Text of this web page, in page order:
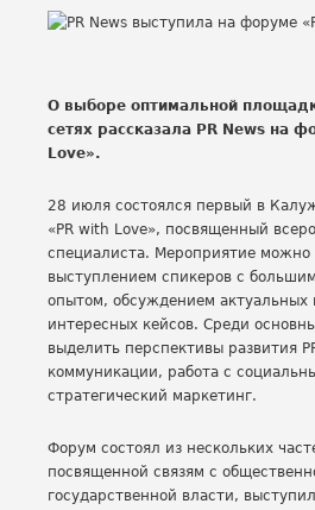
О выборе оптимальной
сетях рассказала PR News на
Love».
28 июля состоялся первый в
«PR with Love», посвященный
специалиста. Мероприятие можно
выступлением спикеров с
опытом, обсуждением
интересных кейсов. Среди
выделить перспективы развития
коммуникации, работа с
стратегический маркетинг.
Форум состоял из нескольких
посвященной связям с
государственной власти,